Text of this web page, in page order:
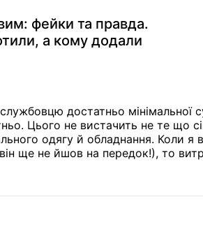
фейки та правда.
а кому додали
достатньо
Цього не вистачить не те що
одягу й обладнання. Коли я
ще не йшов на передок!), то